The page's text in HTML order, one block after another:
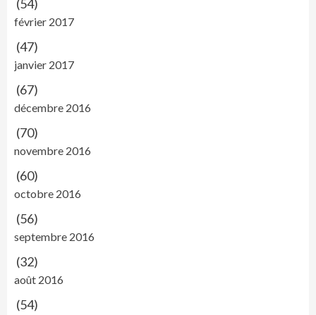
(54)
février 2017
(47)
janvier 2017
(67)
décembre 2016
(70)
novembre 2016
(60)
octobre 2016
(56)
septembre 2016
(32)
août 2016
(54)